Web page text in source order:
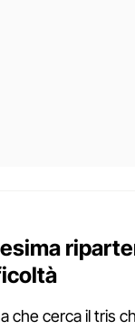
che cerca il tris